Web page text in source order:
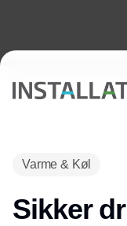
Varme & Køl
Sikker